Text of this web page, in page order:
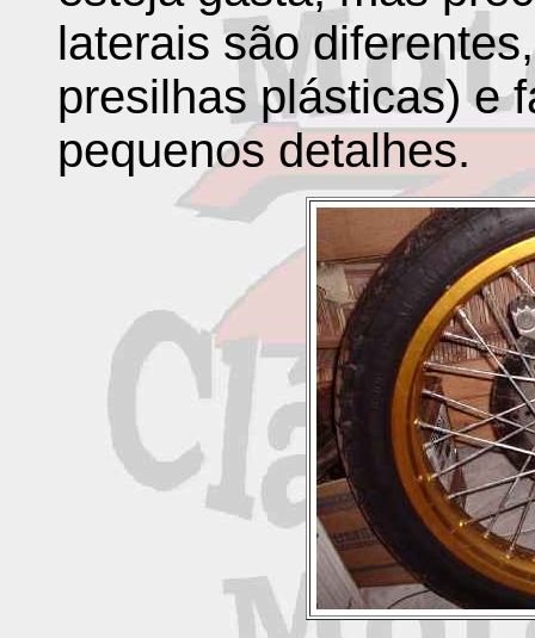
laterais são
presilhas plásticas) e
pequenos detalhes.